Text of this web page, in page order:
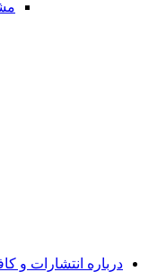
درباره انتشارات و